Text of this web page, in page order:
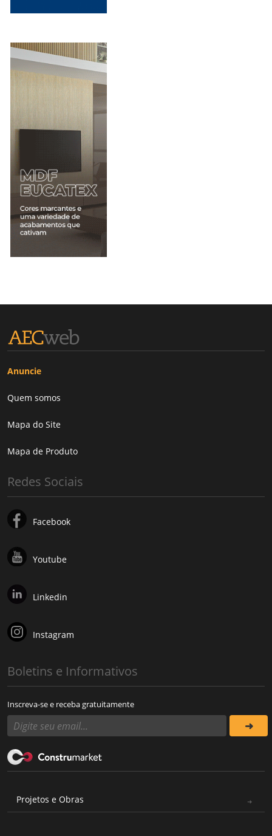
Anuncie
Quem somos
Mapa do Site
Mapa de Produto
Redes Sociais
Facebook
Youtube
Linkedin
Instagram
Boletins e Informativos
Inscreva-se e receba gratuitamente
Projetos e Obras